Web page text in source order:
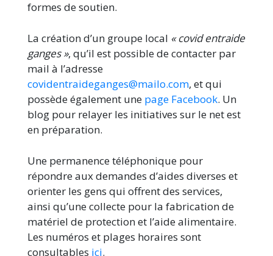
formes de soutien.
La création d’un groupe local « covid entraide
ganges », qu’il est possible de contacter par
mail à l’adresse
covidentraideganges@mailo.com, et qui
possède également une page Facebook. Un
blog pour relayer les initiatives sur le net est
en préparation.
Une permanence téléphonique pour
répondre aux demandes d’aides diverses et
orienter les gens qui offrent des services,
ainsi qu’une collecte pour la fabrication de
matériel de protection et l’aide alimentaire.
Les numéros et plages horaires sont
consultables ici.